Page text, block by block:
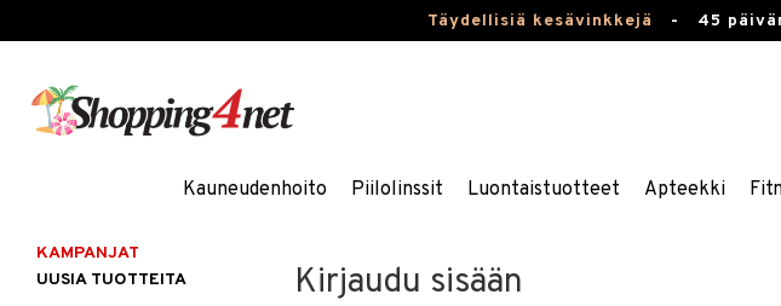
Täydellisiä kesävinkkejä - 45
Kauneudenhoito Piilolinssit Luontaistuotteet Apteekki
Kirjaudu sisään
KAMPANJAT
UUSIA TUOTTEITA